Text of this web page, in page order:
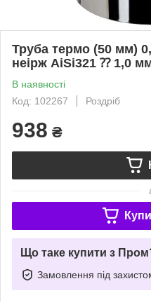
Труба термо (50 мм)
неірж AiSi321 ⁇ 1,0
В наявності
Код: 102267
Роздріб
938 ₴
Що таке купити з
Замовлення під